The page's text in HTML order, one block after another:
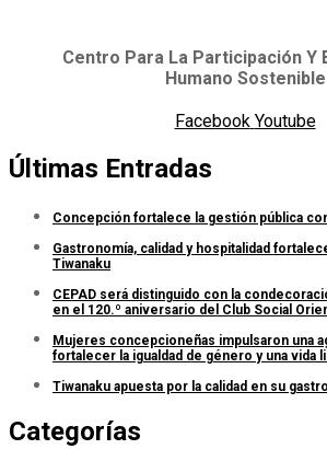
Centro Para La Participación Y
Humano Sostenible
Facebook Youtube
Últimas Entradas
Concepción fortalece la gestión pública
Gastronomía, calidad y hospitalidad
Tiwanaku
CEPAD será distinguido con la
en el 120.º aniversario del Club Social
Mujeres concepcioneñas impulsaron una
fortalecer la igualdad de género y una vida
Tiwanaku apuesta por la calidad en su
Categorías